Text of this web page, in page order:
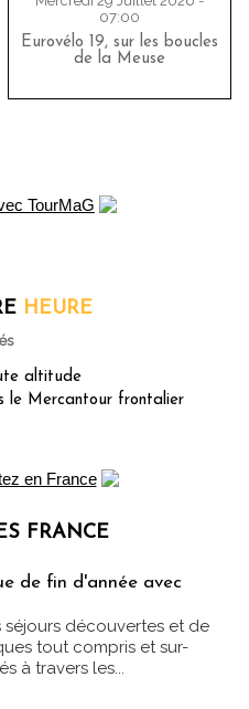
07:00
Eurovélo 19, sur les boucles
de la Meuse
HEURE
altitude
le Mercantour frontalier
FRANCE
de fin d'année avec
séjours découvertes et de
tout compris et sur-
à travers les...